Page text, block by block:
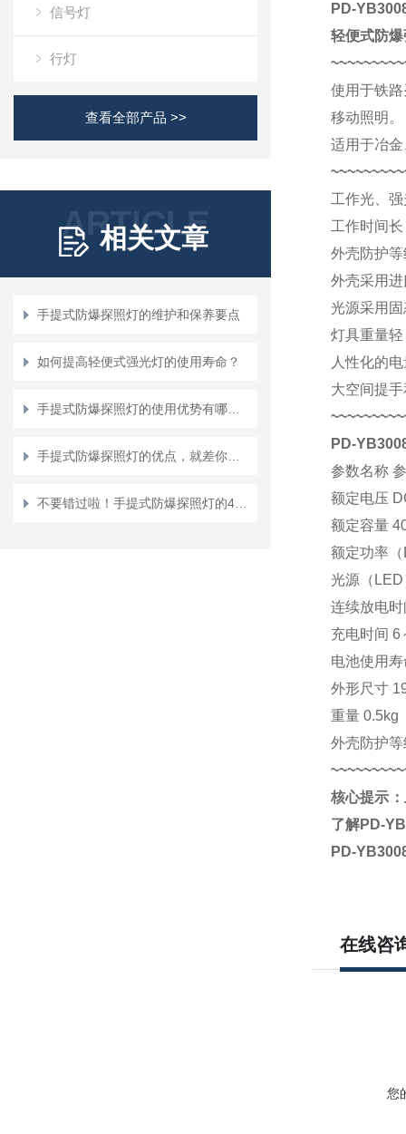
信号灯
行灯
查看全部产品 >>
ARTICLE
相关文章
手提式防爆探照灯的维护和保养要点
如何提高轻便式强光灯的使用寿命？
PD-
轻便式防
使用于铁
移动照明。
适用于冶
工作光、
工作时间
外壳防护
外壳采用
光源采用
灯具重量
人性化的
大空间提
PD-
参数名称
额定电压
额定容量
额定功率
光源（
连续放电时
充电时间 6
电池使用寿
外形尺寸
重量 0.5kg
外壳防护等
核心提示
了解PD-
PD-
在线咨
您